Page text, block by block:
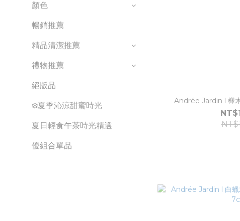
顏色
暢銷推薦
精品清潔推薦
禮物推薦
絕版品
❄️夏季沁涼甜蜜時光
夏日輕食午茶時光精選
優組合單品
Andrée Jardin l 櫸